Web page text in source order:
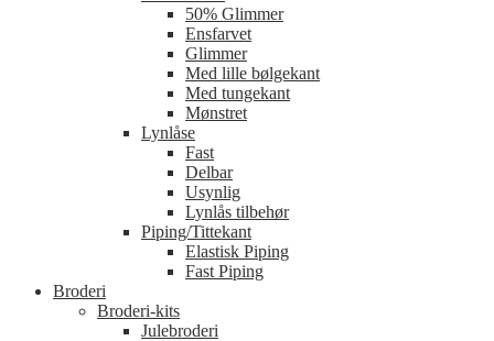
50% Glimmer
Ensfarvet
Glimmer
Med lille bølgekant
Med tungekant
Mønstret
Lynlåse
Fast
Delbar
Usynlig
Lynlås tilbehør
Piping/Tittekant
Elastisk Piping
Fast Piping
Broderi
Broderi-kits
Julebroderi